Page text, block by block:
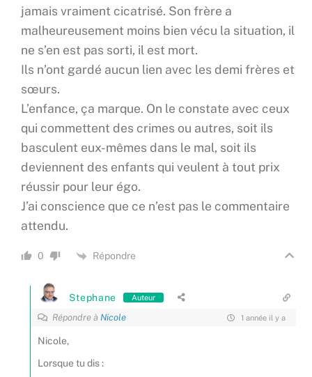
jamais vraiment cicatrisé. Son frère a
malheureusement moins bien vécu la situation, il
ne s’en est pas sorti, il est mort.
Ils n’ont gardé aucun lien avec les demi frères et
sœurs.
L’enfance, ça marque. On le constate avec ceux
qui commettent des crimes ou autres, soit ils
basculent eux-mêmes dans le mal, soit ils
deviennent des enfants qui veulent à tout prix
réussir pour leur égo.
J’ai conscience que ce n’est pas le commentaire
attendu.
0 Répondre
Stephane Auteur
Répondre àNicole 1 année il y a
Nicole,
Lorsque tu dis :